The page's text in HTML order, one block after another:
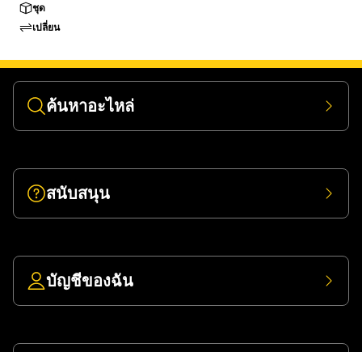
ชุด
เปลี่ยน
ค้นหาอะไหล่
สนับสนุน
บัญชีของฉัน